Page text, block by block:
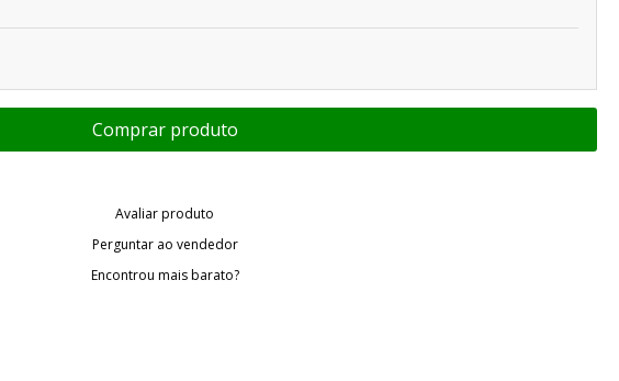
Avaliar produto
Perguntar ao vendedor
Encontrou mais barato?